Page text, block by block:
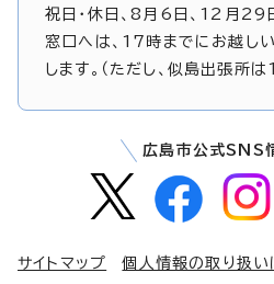
祝日・休日、8月6日、12月
窓口へは、17時までにお越し
します。（ただし、似島出張所
広島市公式SNS
サイトマップ 個人情報の取り扱い